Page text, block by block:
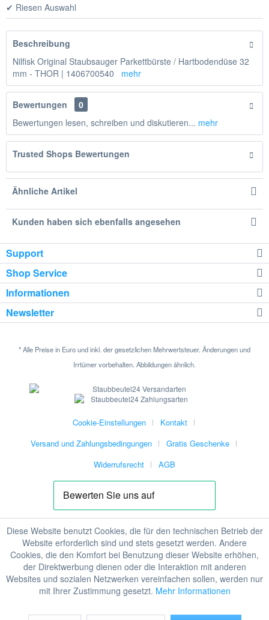
✔ Riesen Auswahl
Beschreibung
Nilfisk Original Staubsauger Parkettbürste / Hartbodendüse 32
mm - THOR | 1406700540 mehr
Bewertungen
0
Bewertungen lesen, schreiben und diskutieren... mehr
Trusted Shops Bewertungen
Ähnliche Artikel
Kunden haben sich ebenfalls angesehen
Support
Shop Service
Informationen
Newsletter
* Alle Preise in Euro und inkl. der gesetzlichen Mehrwertsteuer. Änderungen und
Irrtümer vorbehalten. Abbildungen ähnlich.
Cookie-Einstellungen
Kontakt
Versand und Zahlungsbedingungen
Gratis Geschenke
Widerrufsrecht
AGB
Diese Website benutzt Cookies, die für den technischen Betrieb der
Website erforderlich sind und stets gesetzt werden. Andere
Cookies, die den Komfort bei Benutzung dieser Website erhöhen,
der Direktwerbung dienen oder die Interaktion mit anderen
Websites und sozialen Netzwerken vereinfachen sollen, werden nur
mit Ihrer Zustimmung gesetzt. Mehr Informationen